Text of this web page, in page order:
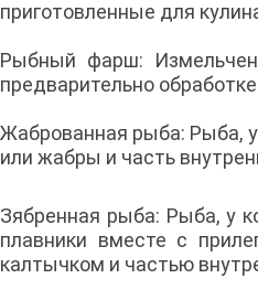
приготовленные для
Рыбный фарш:
предварительно
Жаброванная рыба: Рыба,
или жабры и часть
Зябренная рыба: Рыба, у
плавники вместе с
калтычком и частью